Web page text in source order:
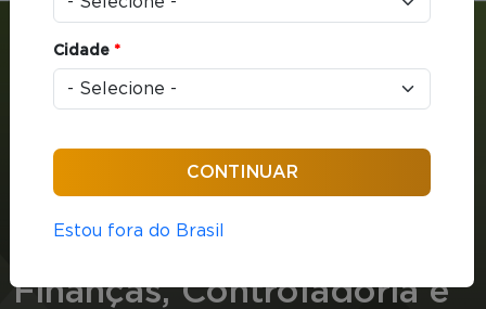
Você está aqui
MBA com ênfase em Finanças, Controladoria e Auditoria
Finanças, Controladoria e
Cidade *
Estou fora do Brasil